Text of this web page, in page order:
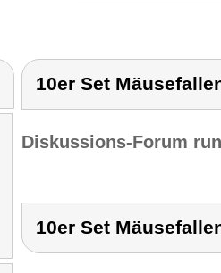
10er Set
Diskussions-Forum
10er Set